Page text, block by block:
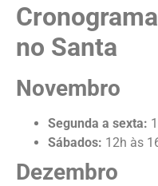
no Santa
Novembro
Segunda a sexta:
Sábados: 12h às
Dezembro